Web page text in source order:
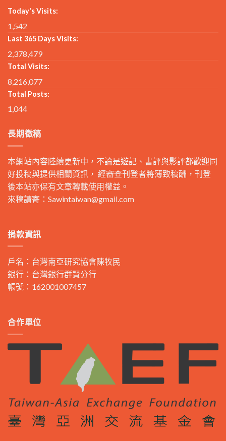
Today's Visits:
1,542
Last 365 Days Visits:
2,378,479
Total Visits:
8,216,077
Total Posts:
1,044
長期徵稿
本網站內容陸續更新中，不論是遊記、書評與影評都歡迎同
好投稿與提供相關資訊， 經審查刊登者將薄致稿酬，刊登
後本站亦保有文章轉載使用權益。
來稿請寄： Sawintaiwan@gmail.com
捐款資訊
戶名：台灣南亞研究協會陳牧民
銀行：台灣銀行群賢分行
帳號：162001007457
合作單位